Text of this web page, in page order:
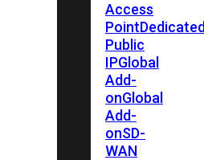
Access
PointDedicated
Public
IPGlobal
Add-
onGlobal
Add-
onSD-
WAN